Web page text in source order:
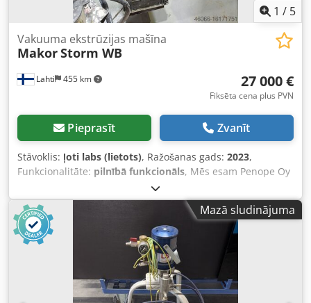
1 / 5
Lahti 455 km
Vakuuma ekstrūzijas mašīna
MakorStorm WB
27 000 €
Fiksēta cena plus PVN
Pieprasīt Zvanīt
Stāvoklis: ļoti labs (lietots), Ražošanas gads: 2023,
Funkcionalitāte: pilnībā funkcionāls, Mēs esam Penope Oy
un piedāvājam risinājumus rūpniecībai Somijā, kā arī visā
pasaulē. Esam oficiālais Makor dīleris Somijā. Tehniskā
specifikācija: Ļoti maz lietota vakuuma ekstrūzijas iekārta,
ražošanas gads: 2023. IEPLŪDES MODULES VAKUUMAM,
mod. TEP 2000 Dkodpstqu Disfx Anzor tPastiprināta versija
Ieplūdes modulis, kas ir neatņemama vakuuma lakotāja
sastāvdaļa, ir aprīkots ar augstas saķeres konveijera lenti
un sānu vadotnēm detaļām. Tā uzdevums ir pareizi ievadīt
Mazā sludinājuma